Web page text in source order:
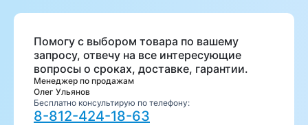
Помогу с выбором товара по вашему
запросу, отвечу на все интересующие
вопросы о сроках, доставке, гарантии.
Менеджер по продажам
Олег Ульянов
Бесплатно консультирую по телефону:
8-812-424-18-63